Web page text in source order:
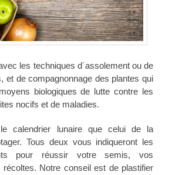
les techniques d´assolement ou de
et de compagnonnage des plantes qui
biologiques de lutte contre les
nocifs et de maladies.
calendrier lunaire que celui de la
Tous deux vous indiqueront les
pour réussir votre semis, vos
récoltes. Notre conseil est de plastifier